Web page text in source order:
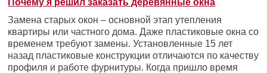
Почему я решил заказать деревянные окна
Замена старых окон – основной этап утепления
квартиры или частного дома. Даже пластиковые окна со
временем требуют замены. Установленные 15 лет
назад пластиковые конструкции отличаются по качеству
профиля и работе фурнитуры. Когда пришло время